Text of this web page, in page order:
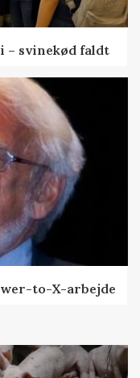
– svinekød faldt
to-X-arbejde